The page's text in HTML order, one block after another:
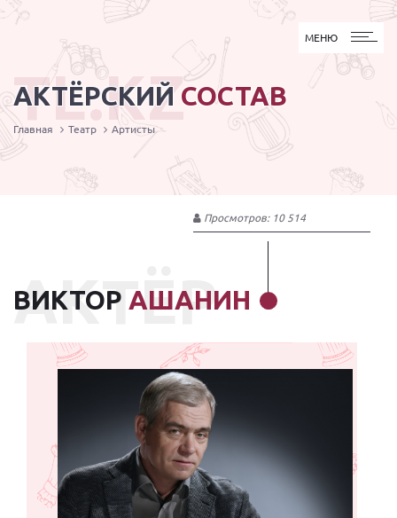
МЕНЮ
МЕНЮ
АКТЁРСКИЙ СОСТАВ
TL.KZ
Главная Театр Артисты
Просмотров: 10 514
ВИКТОР АШАНИН
АКТЁР